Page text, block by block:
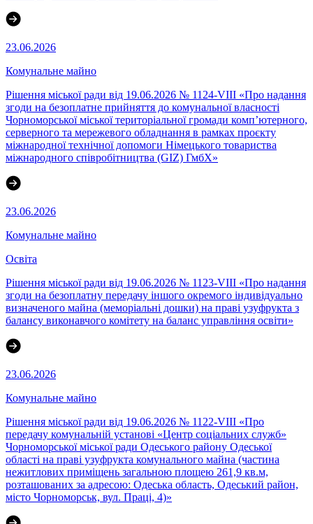
23.06.2026
Комунальне майно
Рішення міської ради від 19.06.2026 № 1124-VIII «Про надання
згоди на безоплатне прийняття до комунальної власності
Чорноморської міської територіальної громади комп’ютерного,
серверного та мережевого обладнання в рамках проєкту
міжнародної технічної допомоги Німецького товариства
міжнародного співробітництва (GIZ) ГмбХ»
23.06.2026
Комунальне майно
Освіта
Рішення міської ради від 19.06.2026 № 1123-VIII «Про надання
згоди на безоплатну передачу іншого окремого індивідуально
визначеного майна (меморіальні дошки) на праві узуфрукта з
балансу виконавчого комітету на баланс управління освіти»
23.06.2026
Комунальне майно
Рішення міської ради від 19.06.2026 № 1122-VIII «Про
передачу комунальній установі «Центр соціальних служб»
Чорноморської міської ради Одеського району Одеської
області на праві узуфрукта комунального майна (частина
нежитлових приміщень загальною площею 261,9 кв.м,
розташованих за адресою: Одеська область, Одеський район,
місто Чорноморськ, вул. Праці, 4)»